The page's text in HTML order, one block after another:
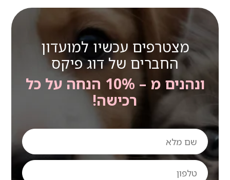
מצטרפים עכשיו למועדון
החברים של דוג פיקס
ונהנים מ – 10% הנחה על כל
רכישה!
שם
מלא
טלפון